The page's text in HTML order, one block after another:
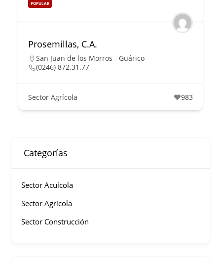
POPULAR
Prosemillas, C.A.
San Juan de los Morros - Guárico
(0246) 872.31.77
Sector Agrícola 983
Categorías
Sector Acuícola
Sector Agrícola
Sector Construcción